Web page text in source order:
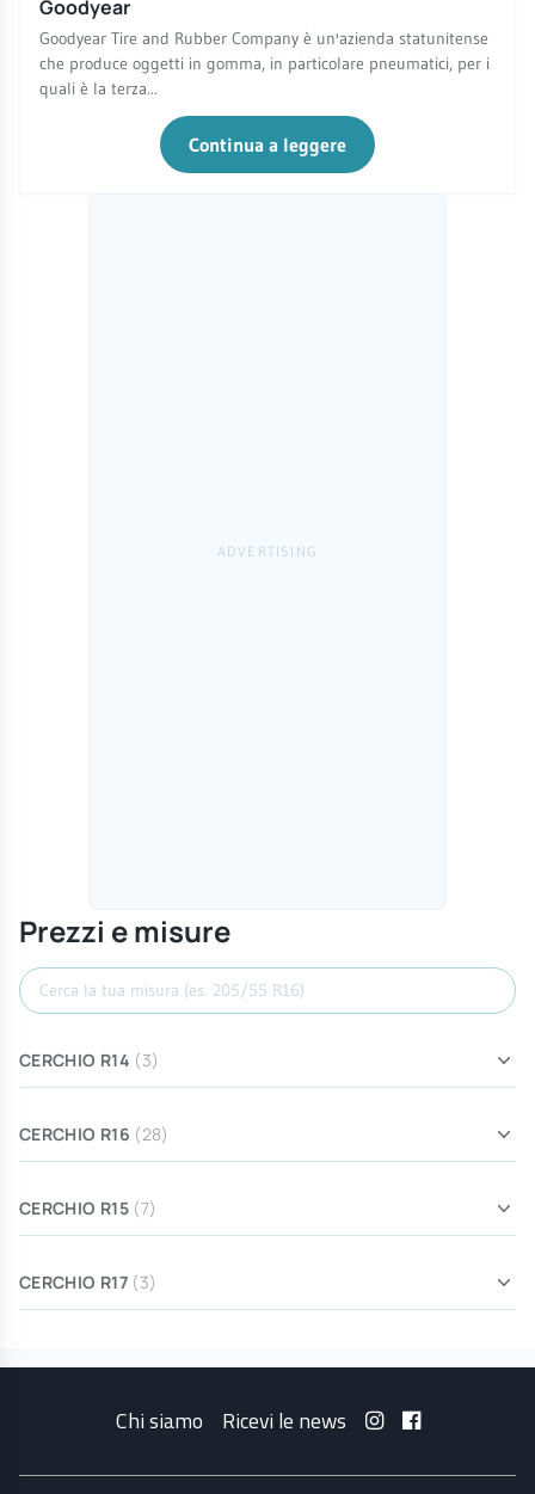
Goodyear
Goodyear Tire and Rubber Company è un'azienda statunitense
che produce oggetti in gomma, in particolare pneumatici, per i
quali è la terza...
Continua a leggere
Prezzi e misure
Cerca misura
CERCHIO R14 (3)
CERCHIO R16 (28)
CERCHIO R15 (7)
CERCHIO R17 (3)
Chi siamo Ricevi le news